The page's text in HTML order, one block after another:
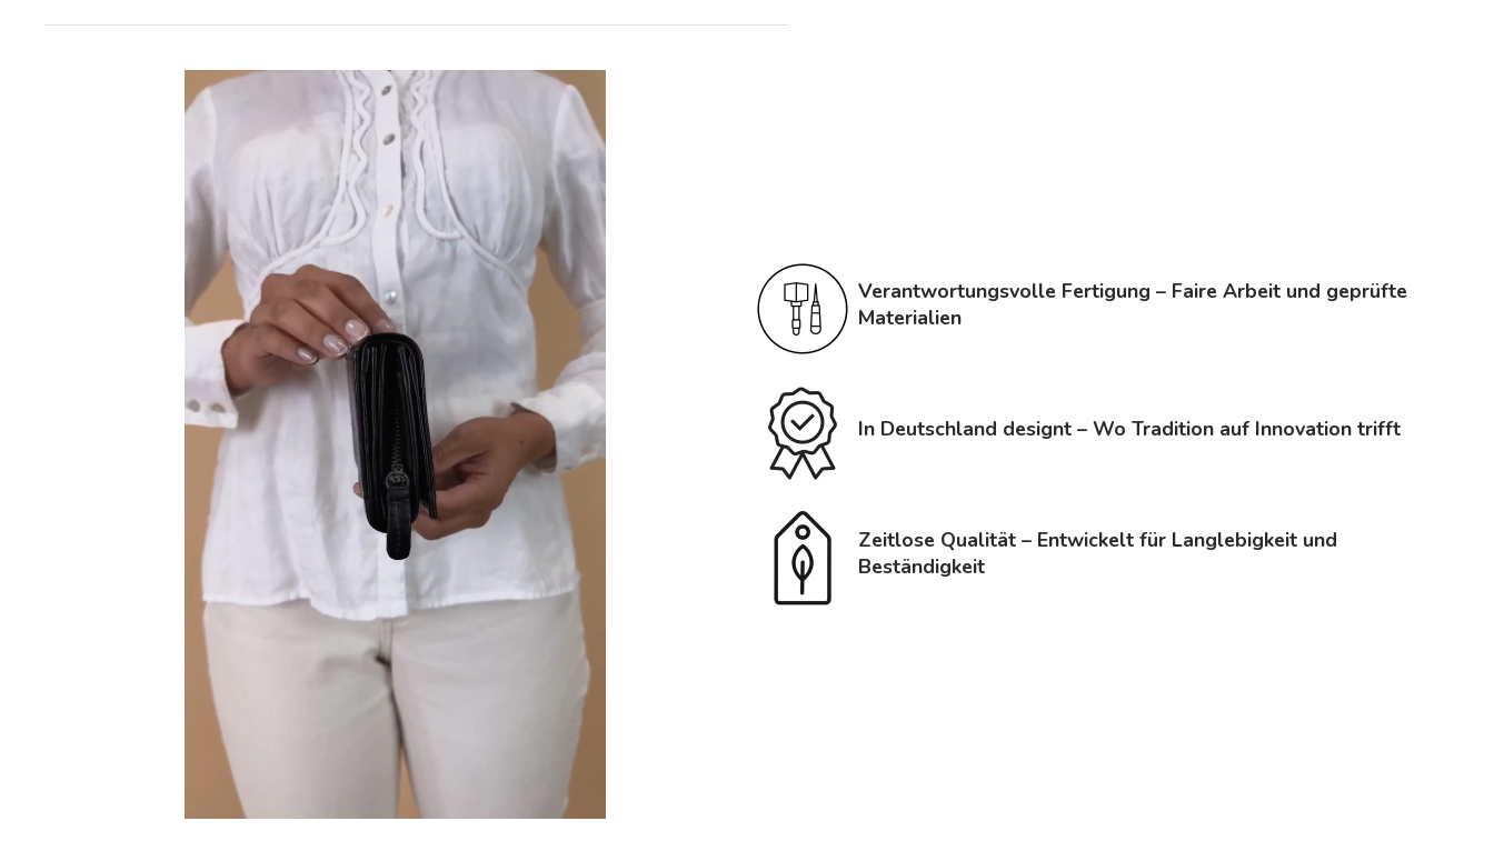
Verantwortungsvolle Fertigung – Faire Arbeit und geprüfte
Materialien
In Deutschland designt – Wo Tradition auf Innovation trifft
Zeitlose Qualität – Entwickelt für Langlebigkeit und
Beständigkeit